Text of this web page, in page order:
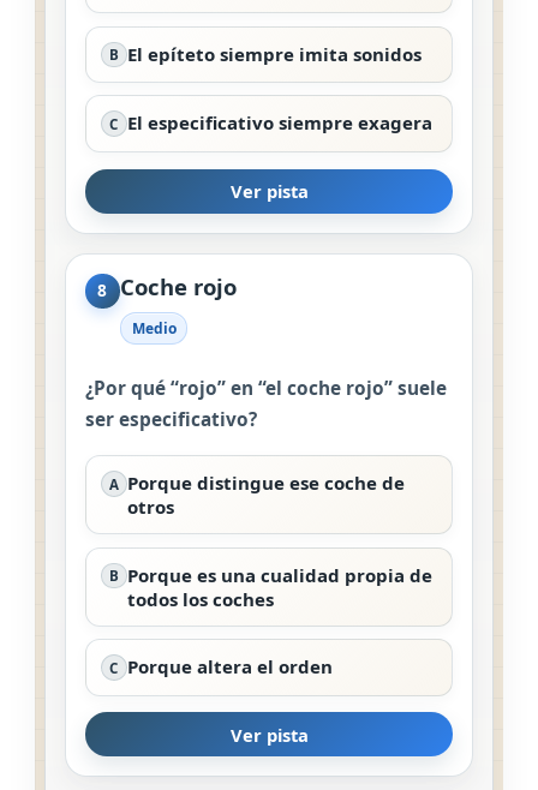
B El epíteto siempre imita sonidos
C El especificativo siempre exagera
Ver pista
8 Coche rojo
Medio
¿Por qué “rojo” en “el coche rojo” suele
ser especificativo?
A Porque distingue ese coche de
otros
B Porque es una cualidad propia de
todos los coches
C Porque altera el orden
Ver pista